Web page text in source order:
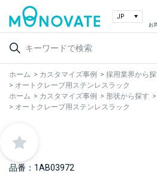
お
ホーム > カスタマイズ事例 > 採用業界から
> オートクレーブ用ステンレスラック
ホーム > カスタマイズ事例 > 形状から探す >
> オートクレーブ用ステンレスラック
品番：1AB03972